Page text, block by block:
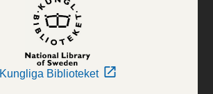
Kungliga Biblioteket